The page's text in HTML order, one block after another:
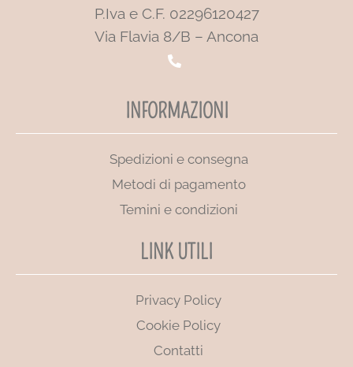
P.Iva e C.F. 02296120427
Via Flavia 8/B – Ancona
INFORMAZIONI
Spedizioni e consegna
Metodi di pagamento
Temini e condizioni
LINK UTILI
Privacy Policy
Cookie Policy
Contatti